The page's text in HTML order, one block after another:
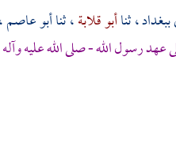
ببغداد ، ثناأبو قلابة، ثناأبو عاصم
عهد رسول الله - صلى الله عليه